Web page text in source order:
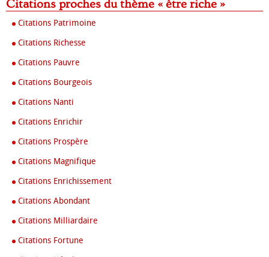
Citations proches du thème « être riche »
Citations Patrimoine
Citations Richesse
Citations Pauvre
Citations Bourgeois
Citations Nanti
Citations Enrichir
Citations Prospère
Citations Magnifique
Citations Enrichissement
Citations Abondant
Citations Milliardaire
Citations Fortune